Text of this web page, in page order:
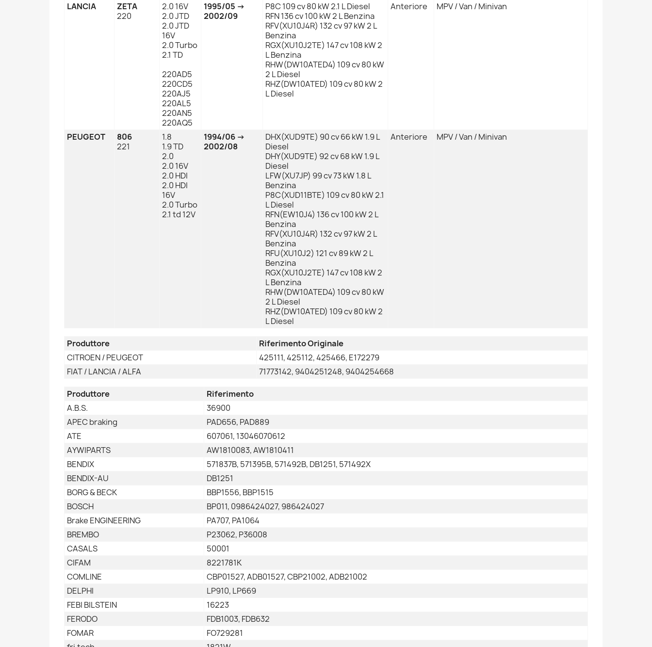
LANCIA
ZETA
220
2.0 16V
2.0 JTD
2.0 JTD
16V
2.0 Turbo
2.1 TD
220AD5
220CD5
220AJ5
220AL5
220AN5
220AQ5
1995/05 →
2002/09
P8C 109 cv 80 kW 2.1 L Diesel
RFN 136 cv 100 kW 2 L Benzina
RFV(XU10J4R) 132 cv 97 kW 2 L
Benzina
RGX(XU10J2TE) 147 cv 108 kW 2
L Benzina
RHW(DW10ATED4) 109 cv 80 kW
2 L Diesel
RHZ(DW10ATED) 109 cv 80 kW 2
L Diesel
Anteriore MPV / Van / Minivan
PEUGEOT
806
221
1.8
1.9 TD
2.0
2.0 16V
2.0 HDI
2.0 HDI
16V
2.0 Turbo
2.1 td 12V
1994/06 →
2002/08
DHX(XUD9TE) 90 cv 66 kW 1.9 L
Diesel
DHY(XUD9TE) 92 cv 68 kW 1.9 L
Diesel
LFW(XU7JP) 99 cv 73 kW 1.8 L
Benzina
P8C(XUD11BTE) 109 cv 80 kW 2.1
L Diesel
RFN(EW10J4) 136 cv 100 kW 2 L
Benzina
RFV(XU10J4R) 132 cv 97 kW 2 L
Benzina
RFU(XU10J2) 121 cv 89 kW 2 L
Benzina
RGX(XU10J2TE) 147 cv 108 kW 2
L Benzina
RHW(DW10ATED4) 109 cv 80 kW
2 L Diesel
RHZ(DW10ATED) 109 cv 80 kW 2
L Diesel
Anteriore MPV / Van / Minivan
Produttore
Riferimento Originale
CITROEN / PEUGEOT
425111, 425112, 425466, E172279
FIAT / LANCIA / ALFA
71773142, 9404251248, 9404254668
Produttore
Riferimento
A.B.S.
36900
APEC braking
PAD656, PAD889
ATE
607061, 13046070612
AYWIPARTS
AW1810083, AW1810411
BENDIX
571837B, 571395B, 571492B, DB1251, 571492X
BENDIX-AU
DB1251
BORG & BECK
BBP1556, BBP1515
BOSCH
BP011, 0986424027, 986424027
Brake ENGINEERING
PA707, PA1064
BREMBO
P23062, P36008
CASALS
50001
CIFAM
8221781K
COMLINE
CBP01527, ADB01527, CBP21002, ADB21002
DELPHI
LP910, LP669
FEBI BILSTEIN
16223
FERODO
FDB1003, FDB632
FOMAR
FO729281